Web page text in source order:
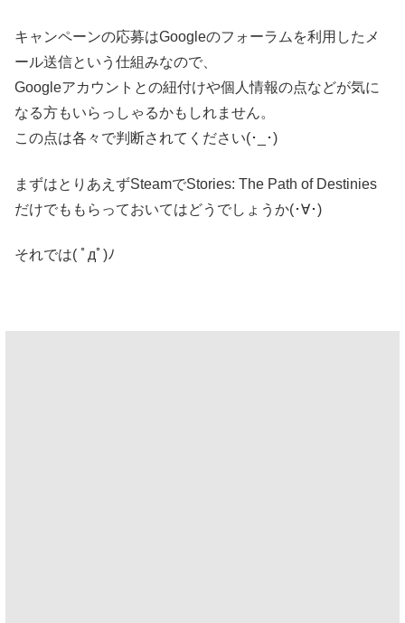
キャンペーンの応募はGoogleのフォーラムを利用したメ
ール送信という仕組みなので、
Googleアカウントとの紐付けや個人情報の点などが気に
なる方もいらっしゃるかもしれません。
この点は各々で判断されてください(･_･)
まずはとりあえずSteamでStories: The Path of Destinies
だけでももらっておいてはどうでしょうか(･∀･)
それでは( ﾟдﾟ)ﾉ